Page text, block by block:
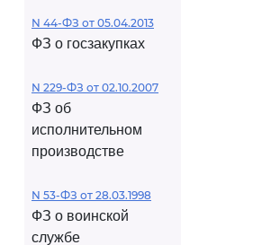
N 44-ФЗ от 05.04.2013
ФЗ о госзакупках
N 229-ФЗ от 02.10.2007
ФЗ об
исполнительном
производстве
N 53-ФЗ от 28.03.1998
ФЗ о воинской
службе